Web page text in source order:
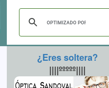
¿Eres soltera?
||||ººººº||||